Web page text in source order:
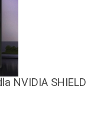
NVIDIA SHIELD